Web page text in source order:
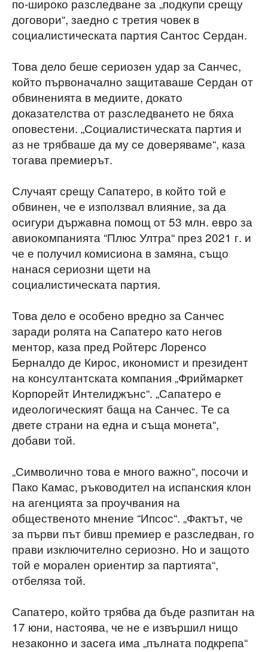
договори“, заедно с третия човек в
социалистическата партия Сантос Сердан.
Това дело беше сериозен удар за Санчес,
който първоначално защитаваше Сердан от
обвиненията в медиите, докато
доказателства от разследването не бяха
оповестени. „Социалистическата партия и
аз не трябваше да му се доверяваме“, каза
тогава премиерът.
Случаят срещу Сапатеро, в който той е
обвинен, че е използвал влияние, за да
осигури държавна помощ от 53 млн. евро за
авиокомпанията “Плюс Ултра“ през 2021 г. и
че е получил комисиона в замяна, също
нанася сериозни щети на
социалистическата партия.
Това дело е особено вредно за Санчес
заради ролята на Сапатеро като негов
ментор, каза пред Ройтерс Лоренсо
Берналдо де Кирос, икономист и президент
на консултантската компания „Фриймаркет
Корпорейт Интелиджънс“. „Сапатеро е
идеологическият баща на Санчес. Те са
двете страни на една и съща монета“,
добави той.
„Символично това е много важно“, посочи и
Пако Камас, ръководител на испанския клон
на агенцията за проучвания на
общественото мнение “Ипсос“. „Фактът, че
за първи път бивш премиер е разследван, го
прави изключително сериозно. Но и защото
той е морален ориентир за партията“,
отбеляза той.
Сапатеро, който трябва да бъде разпитан на
17 юни, настоява, че не е извършил нищо
незаконно и засега има „пълната подкрепа“